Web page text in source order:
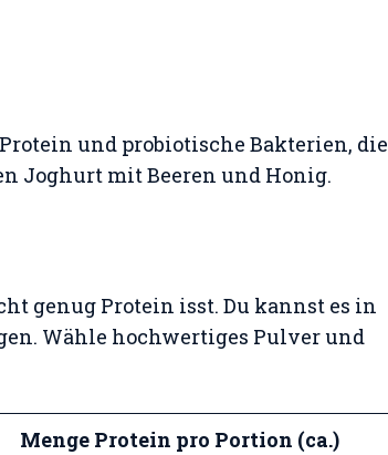
und probiotische Bakterien, die
Joghurt mit Beeren und Honig.
genug Protein isst. Du kannst es in
Wähle hochwertiges Pulver und
Menge Protein pro Portion (ca.)